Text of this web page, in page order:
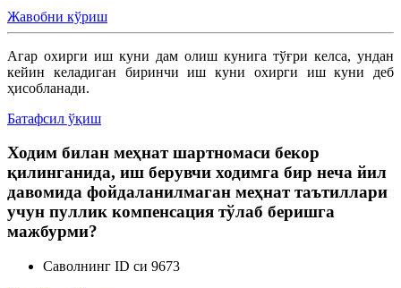
Жавобни кўриш
Агар охирги иш куни дам олиш кунига тўғри келса, ундан
кейин келадиган биринчи иш куни охирги иш куни деб
ҳисобланади.
Батафсил ўқиш
Ходим билан меҳнат шартномаси бекор
қилинганида, иш берувчи ходимга бир неча йил
давомида фойдаланилмаган меҳнат таътиллари
учун пуллик компенсация тўлаб беришга
мажбурми?
Саволнинг ID си 9673